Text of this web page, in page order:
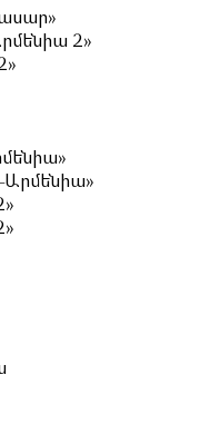
2»